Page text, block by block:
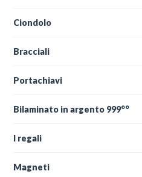
Ciondolo
Bracciali
Portachiavi
Bilaminato in argento 999°°
I regali
Magneti